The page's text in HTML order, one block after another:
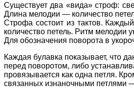
Существует два «вида» строф:
Длина мелодии — количество
Строфа состоит из тактов.
количество петель. Ритм мелодии
Для обозначения поворота в
Каждая булавка показывает, что
перед поворотом, либо
провязывается как одна петля.
связанных изнаночными петлями